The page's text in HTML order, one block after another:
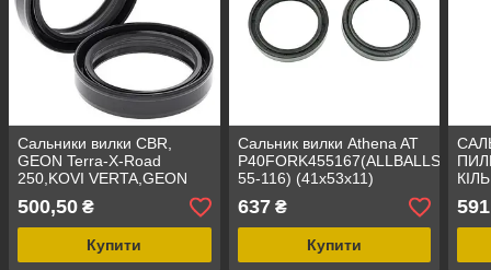
Сальники вилки CBR,
GEON Terra-X-Road
250,KOVI VERTA,GEON
TERRA-X 250,LX250GY-3,
41x54x11,P40FORK455054,55-
119
500,50 ₴
Купити
Сальник вилки Athena AT
P40FORK455167(ALLBALLS
55-116) (41x53x11)
637₴
Купити
SX2
55-